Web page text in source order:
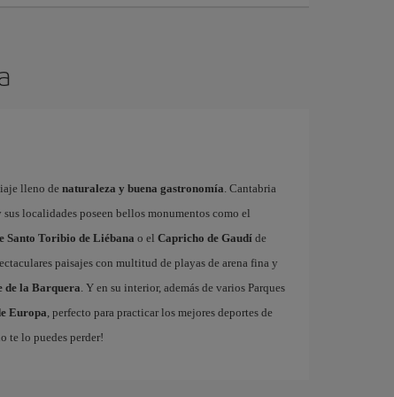
lleno de naturaleza y buena gastronomía . Cantabria
sus localidades poseen bellos monumentos como el
Santo Toribio de Liébana o el Capricho de Gaudí de
paisajes con multitud de playas de arena fina y
de la Barquera . Y en su interior, además de varios Parques
Europa , perfecto para practicar los mejores deportes de
te lo puedes perder!